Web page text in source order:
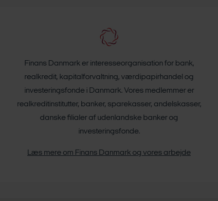
Finans Danmark er interesseorganisation for bank,
realkredit, kapitalforvaltning, værdipapirhandel og
investeringsfonde i Danmark. Vores medlemmer er
realkreditinstitutter, banker, sparekasser, andelskasser,
danske filialer af udenlandske banker og
investeringsfonde.
Læs mere om Finans Danmark og vores arbejde